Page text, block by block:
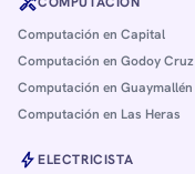
Computación en Capital
Computación en Godoy Cruz
Computación en Guaymallén
Computación en Las Heras
boltELECTRICISTA